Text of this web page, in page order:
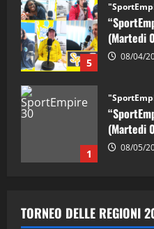
1
(Martedi
08/05/
2
(Martedi
28/04/
(Martedi
TORNEO DELLE REGIONI